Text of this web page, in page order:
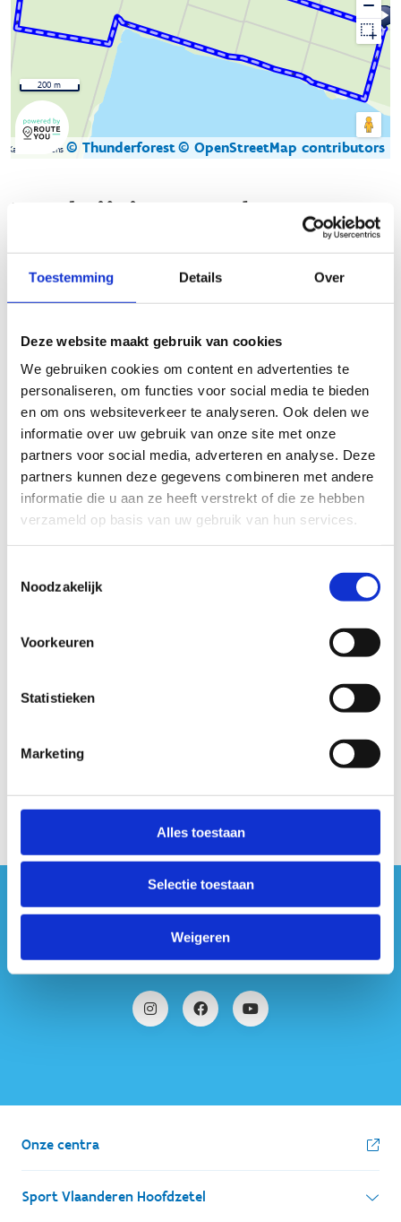
Toestemming Details Over
Deze website maakt gebruik van cookies
We gebruiken cookies om content en advertenties te
personaliseren, om functies voor social media te bieden
en om ons websiteverkeer te analyseren. Ook delen we
informatie over uw gebruik van onze site met onze
partners voor social media, adverteren en analyse. Deze
partners kunnen deze gegevens combineren met andere
informatie die u aan ze heeft verstrekt of die ze hebben
verzameld op basis van uw gebruik van hun services.
Noodzakelijk
Voorkeuren
Statistieken
Marketing
Alles toestaan
Selectie toestaan
Weigeren
Kaartgegevens © Thunderforest© OpenStreetMap contributors
200 m
Beschrijving van de route
vier verschillende natuur- en bosgebieden:
Sahara,
Kolonie,WaaltjesbosenKattenbos. Door de connecties
dus ook afstanden mogelijk. Zo zijn de parcours van Kolonie,
Sahara en Waaltjesbos met elkaar verbonden. Zowel de start-
to-runners als de trail- en marathonlopers zullen er dus hun
hart kunnen ophalen.
Kolonie
Ter hoogte van de tennisclub in de Sint-Bernardusstraat
starten een blauwe lus van 3,1 km, een rode lus van 5,1 km en
een zwarte lus van 7,1 km. De parcours brengen je door de
bossen en de heide, langs de zandputten en het kanaal, en
verbindingstraject vind je aansluiting op verschillende lussen
van de Sahara.
Startplaatsen
#sportersbelevenmeer
ook op sociale media
Onze centra
Sport Vlaanderen Hoofdzetel